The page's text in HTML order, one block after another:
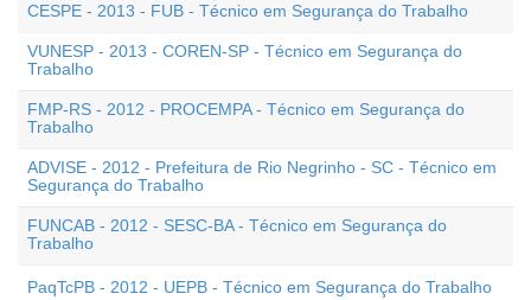
CESPE - 2013 - FUB - Técnico em Segurança do Trabalho
VUNESP - 2013 - COREN-SP - Técnico em Segurança do
Trabalho
FMP-RS - 2012 - PROCEMPA - Técnico em Segurança do
Trabalho
ADVISE - 2012 - Prefeitura de Rio Negrinho - SC - Técnico em
Segurança do Trabalho
FUNCAB - 2012 - SESC-BA - Técnico em Segurança do
Trabalho
PaqTcPB - 2012 - UEPB - Técnico em Segurança do Trabalho